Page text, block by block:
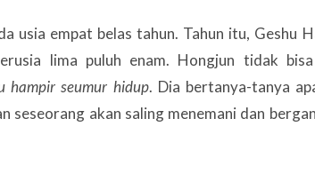
usia empat belas tahun. Tahun itu, Geshu
lima puluh enam. Hongjun tidak
hampir seumur hidup. Dia bertanya-tanya
seseorang akan saling menemani dan